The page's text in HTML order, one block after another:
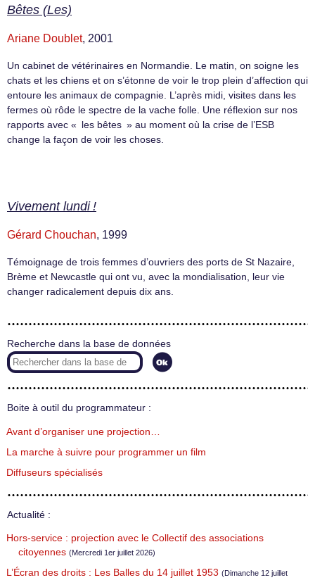
Bêtes (Les)
Ariane Doublet, 2001
Un cabinet de vétérinaires en Normandie. Le matin, on soigne les
chats et les chiens et on s’étonne de voir le trop plein d’affection qui
entoure les animaux de compagnie. L’après midi, visites dans les
fermes où rôde le spectre de la vache folle. Une réflexion sur nos
rapports avec « les bêtes » au moment où la crise de l’ESB
change la façon de voir les choses.
Vivement lundi !
Gérard Chouchan, 1999
Témoignage de trois femmes d’ouvriers des ports de St Nazaire,
Brème et Newcastle qui ont vu, avec la mondialisation, leur vie
changer radicalement depuis dix ans.
Recherche dans la base de données
Boite à outil du programmateur :
Avant d’organiser une projection…
La marche à suivre pour programmer un film
Diffuseurs spécialisés
Actualité :
Hors-service : projection avec le Collectif des associations
citoyennes (Mercredi 1er juillet 2026)
L’Écran des droits : Les Balles du 14 juillet 1953 (Dimanche 12 juillet